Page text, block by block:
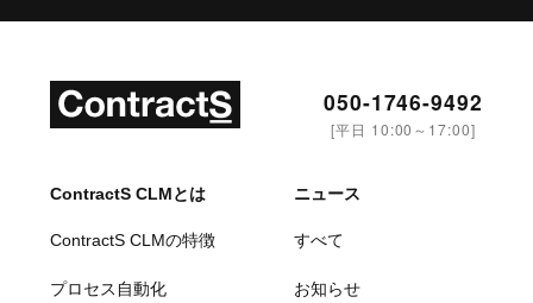
050-1746-9492
[平日 10:00～17:00]
ContractS CLMとは
ContractS CLMの特徴
プロセス自動化
ニュース
すべて
お知らせ